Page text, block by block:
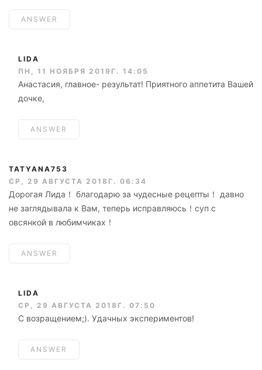
ANSWER
LIDA
ПН, 11 НОЯБРЯ 2019Г. 14:05
Анастасия, главное- результат! Приятного аппетита Вашей
дочке,
ANSWER
TATYANA753
СР, 29 АВГУСТА 2018Г. 06:34
Дорогая Лида！ благодарю за чудесные рецепты！ давно
не заглядывала к Вам, теперь исправляюсь！суп с
овсянкой в любимчиках！
ANSWER
LIDA
СР, 29 АВГУСТА 2018Г. 07:50
С возращением;). Удачных экспериментов!
ANSWER